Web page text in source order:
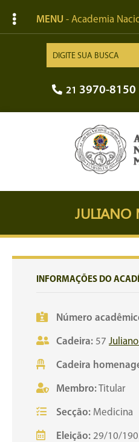
MENU - Academia
21 3970-8150
JULIANO
INFORMAÇÕES DO
Número
Cadeira: 57
Cadeira
Membro:Titular
Secção: Medicina
Eleição: 29/10/